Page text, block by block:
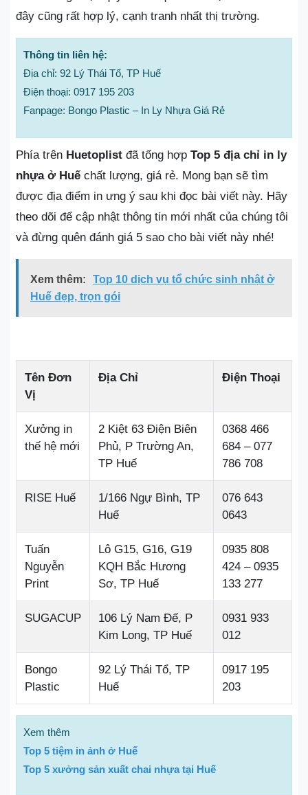
đây cũng rất hợp lý, cạnh tranh nhất thị trường.
Thông tin liên hệ:
Địa chỉ: 92 Lý Thái Tổ, TP Huế
Điện thoại: 0917 195 203
Fanpage: Bongo Plastic – In Ly Nhựa Giá Rẻ
Phía trên Huetoplist đã tổng hợp Top 5 địa chỉ in ly
nhựa ở Huếchất lượng, giá rẻ. Mong bạn sẽ tìm
được địa điểm in ưng ý sau khi đọc bài viết này. Hãy
theo dõi để cập nhật thông tin mới nhất của chúng tôi
và đừng quên đánh giá 5 sao cho bài viết này nhé!
Xem thêm:
Top 10 dịch vụ tổ chức sinh nhật ở
Huế đẹp, trọn gói
Tên Đơn
Vị
Địa Chỉ Điện Thoại
Xưởng in
thế hệ mới
2 Kiệt 63 Điện Biên
Phủ, P Trường An,
TP Huế
0368 466
684 – 077
786 708
RISE Huế
1/166 Ngự Bình, TP
Huế
076 643
0643
Tuấn
Nguyễn
Print
Lô G15, G16, G19
KQH Bắc Hương
Sơ, TP Huế
0935 808
424 – 0935
133 277
SUGACUP
106 Lý Nam Đế, P
Kim Long, TP Huế
0931 933
012
Bongo
Plastic
92 Lý Thái Tổ, TP
Huế
0917 195
203
Xem thêm
Top 5 tiệm in ảnh ở Huế
Top 5 xưởng sản xuất chai nhựa tại Huế